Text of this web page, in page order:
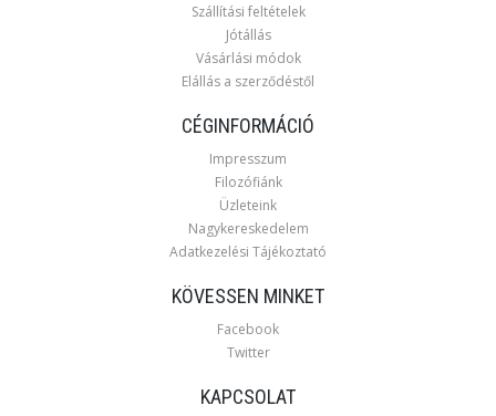
Szállítási feltételek
Jótállás
Vásárlási módok
Elállás a szerződéstől
CÉGINFORMÁCIÓ
Impresszum
Filozófiánk
Üzleteink
Nagykereskedelem
Adatkezelési Tájékoztató
KÖVESSEN MINKET
Facebook
Twitter
KAPCSOLAT